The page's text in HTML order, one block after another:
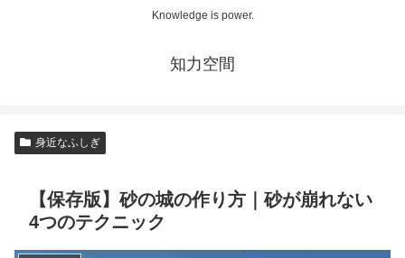
Knowledge is power.
知力空間
身近なふしぎ
【保存版】砂の城の作り方｜砂が崩れない
4つのテクニック